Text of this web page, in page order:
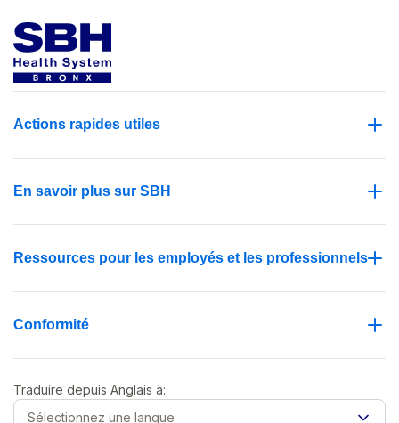
Actions rapides utiles
En savoir plus sur SBH
Ressources pour les employés et les professionnels
Conformité
Traduire depuis Anglais à:
Sélectionnez une langue